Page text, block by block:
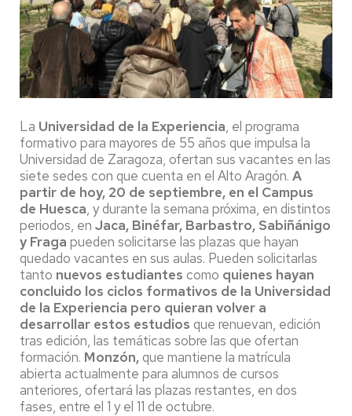
La Universidad de la Experiencia, el programa
formativo para mayores de 55 años que impulsa la
Universidad de Zaragoza, ofertan sus vacantes en las
siete sedes con que cuenta en el Alto Aragón. A
partir de hoy, 20 de septiembre, en el Campus
de Huesca, y durante la semana próxima, en distintos
periodos, en Jaca, Binéfar, Barbastro, Sabiñánigo
y Fraga pueden solicitarse las plazas que hayan
quedado vacantes en sus aulas. Pueden solicitarlas
tanto nuevos estudiantes como quienes hayan
concluido los ciclos formativos de la Universidad
de la Experiencia pero quieran volver a
desarrollar estos estudios que renuevan, edición
tras edición, las temáticas sobre las que ofertan
formación. Monzón,que mantiene la matrícula
abierta actualmente para alumnos de cursos
anteriores, ofertará las plazas restantes, en dos
fases, entre el 1 y el 11 de octubre.